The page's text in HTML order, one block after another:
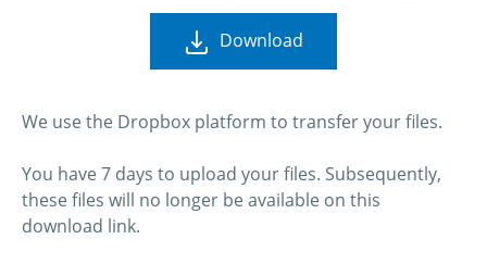
Download
We use the Dropbox platform to transfer your files.
You have 7 days to upload your files. Subsequently,
these files will no longer be available on this
download link.